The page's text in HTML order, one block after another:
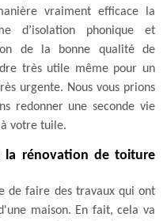
vraiment efficace la
d’isolation phonique et
de la bonne qualité de
très utile même pour un
urgente. Nous vous prions
redonner une seconde vie
votre tuile.
la rénovation de toiture
de faire des travaux qui ont
maison. En fait, cela va